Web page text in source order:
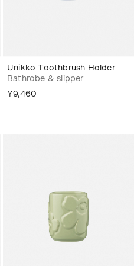
Unikko Toothbrush Holder
Bathrobe & slipper
¥9,460